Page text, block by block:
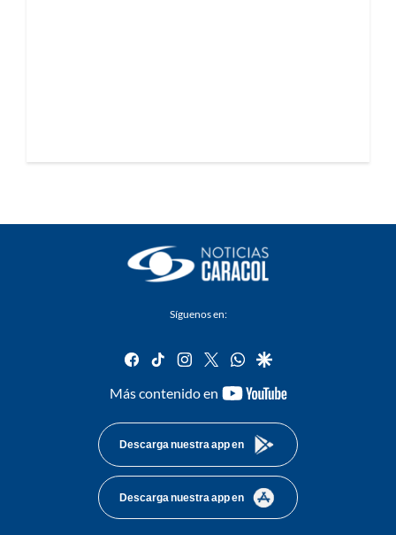
Síguenos en:
facebook
tiktok instagram
twitterwhatsapp
google
Más contenido en
youtube-
Descarga nuestra app en
Descarga nuestra app en